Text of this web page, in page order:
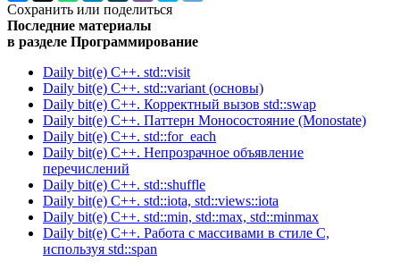
Сохранить или поделиться
Последние материалы
в разделе Программирование
Daily bit(e) C++. std::visit
Daily bit(e) C++. std::variant (основы)
Daily bit(e) C++. Корректный вызов std::swap
Daily bit(e) C++. Паттерн Моносостояние (Monostate)
Daily bit(e) C++. std::for_each
Daily bit(e) C++. Непрозрачное объявление
перечислений
Daily bit(e) C++. std::shuffle
Daily bit(e) C++. std::iota, std::views::iota
Daily bit(e) C++. std::min, std::max, std::minmax
Daily bit(e) C++. Работа с массивами в стиле C,
используя std::span